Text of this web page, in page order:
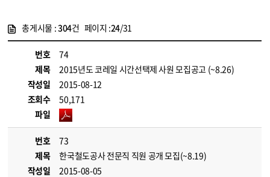
총게시물 :304건 페이지 :24/31
번호
74
제목
2015년도 코레일 시간선택제 사원 모집공고 (~8.26)
작성일
2015-08-12
조회수
50,171
파일
번호
73
제목
한국철도공사 전문직 직원 공개 모집(~8.19)
작성일
2015-08-05